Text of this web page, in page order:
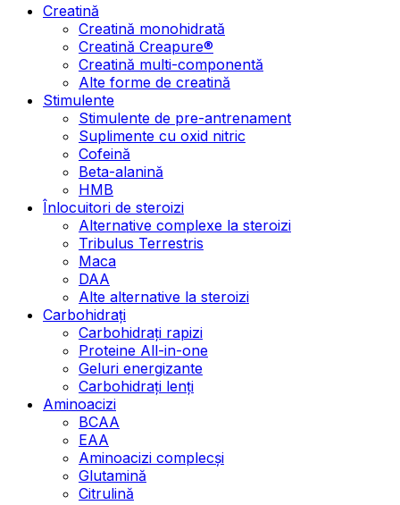
Creatină
Creatină monohidrată
Creatină Creapure®
Creatină multi-componentă
Alte forme de creatină
Stimulente
Stimulente de pre-antrenament
Suplimente cu oxid nitric
Cofeină
Beta-alanină
HMB
Înlocuitori de steroizi
Alternative complexe la steroizi
Tribulus Terrestris
Maca
DAA
Alte alternative la steroizi
Carbohidrați
Carbohidrați rapizi
Proteine All-in-one
Geluri energizante
Carbohidrați lenți
Aminoacizi
BCAA
EAA
Aminoacizi complecși
Glutamină
Citrulină